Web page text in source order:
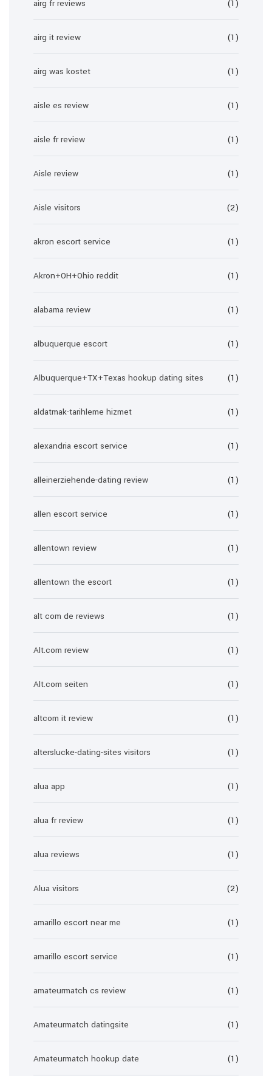
airg fr reviews (1)
airg it review (1)
airg was kostet (1)
aisle es review (1)
aisle fr review (1)
Aisle review (1)
Aisle visitors (2)
akron escort service (1)
Akron+OH+Ohio reddit (1)
alabama review (1)
albuquerque escort (1)
Albuquerque+TX+Texas hookup dating sites (1)
aldatmak-tarihleme hizmet (1)
alexandria escort service (1)
alleinerziehende-dating review (1)
allen escort service (1)
allentown review (1)
allentown the escort (1)
alt com de reviews (1)
Alt.com review (1)
Alt.com seiten (1)
altcom it review (1)
alterslucke-dating-sites visitors (1)
alua app (1)
alua fr review (1)
alua reviews (1)
Alua visitors (2)
amarillo escort near me (1)
amarillo escort service (1)
amateurmatch cs review (1)
Amateurmatch datingsite (1)
Amateurmatch hookup date (1)